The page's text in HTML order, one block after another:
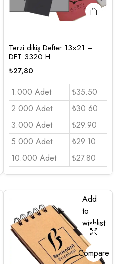
Terzi dikiş Defter 13×21 –
DFT 3320 H
₺27,80
1.000 Adet
₺35.50
2.000 Adet
₺30.60
3.000 Adet
₺29.90
5.000 Adet
₺29.10
10.000 Adet
₺27.80
Add
to
wishlist
Compare